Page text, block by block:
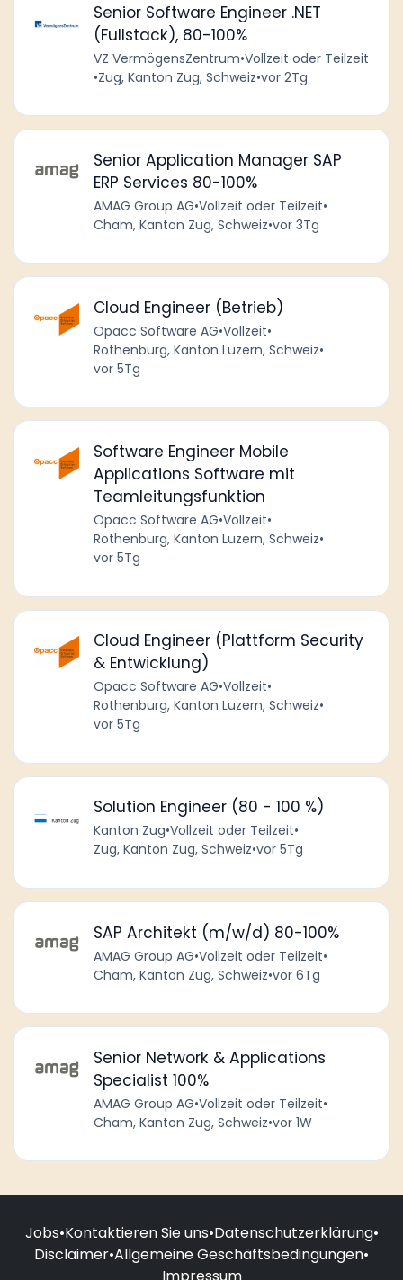
Senior Software Engineer .NET
(Fullstack), 80-100%
VZ VermögensZentrum•Vollzeit oder Teilzeit
•Zug, Kanton Zug, Schweiz•vor 2Tg
Senior Application Manager SAP
ERP Services 80-100%
AMAG Group AG•Vollzeit oder Teilzeit•
Cham, Kanton Zug, Schweiz•vor 3Tg
Cloud Engineer (Betrieb)
Opacc Software AG•Vollzeit•
Rothenburg, Kanton Luzern, Schweiz•
vor 5Tg
Software Engineer Mobile
Applications Software mit
Teamleitungsfunktion
Opacc Software AG•Vollzeit•
Rothenburg, Kanton Luzern, Schweiz•
vor 5Tg
Cloud Engineer (Plattform Security
& Entwicklung)
Opacc Software AG•Vollzeit•
Rothenburg, Kanton Luzern, Schweiz•
vor 5Tg
Solution Engineer (80 - 100 %)
Kanton Zug•Vollzeit oder Teilzeit•
Zug, Kanton Zug, Schweiz•vor 5Tg
SAP Architekt (m/w/d) 80-100%
AMAG Group AG•Vollzeit oder Teilzeit•
Cham, Kanton Zug, Schweiz•vor 6Tg
Senior Network & Applications
Specialist 100%
AMAG Group AG•Vollzeit oder Teilzeit•
Cham, Kanton Zug, Schweiz•vor 1W
Jobs•Kontaktieren Sie uns•Datenschutzerklärung•
Disclaimer•Allgemeine Geschäftsbedingungen•
Impressum